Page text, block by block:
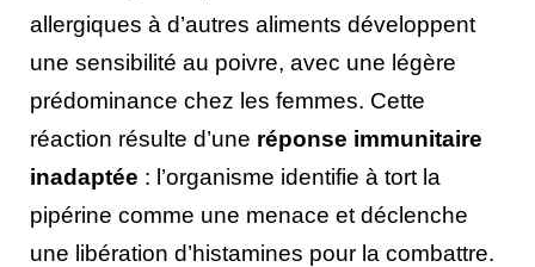
allergiques à d’autres aliments développent
une sensibilité au poivre, avec une légère
prédominance chez les femmes. Cette
réaction résulte d’une réponse immunitaire
inadaptée : l’organisme identifie à tort la
pipérine comme une menace et déclenche
une libération d’histamines pour la combattre.